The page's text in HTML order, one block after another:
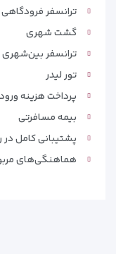
ترانسفر
گشت شهری
ترانسفر بین‌شهری
تور لیدر
پرداخت هزینه
بیمه مسافرتی
پشتیبانی کامل در
هماهنگی‌های